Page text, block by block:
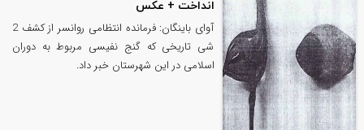
انداخت + عکس
آوای باینگان: فرمانده انتظامی روانسر از کشف 2
شی تاریخی که گنج نفیسی مربوط به دوران
اسلامی در این شهرستان خبر داد.